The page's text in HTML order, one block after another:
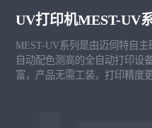
UV打印机MEST-UV
MEST-UV系列是由迈伺特自主
自动配色测高的全自动打印设
富，产品无需工装，打印精度更